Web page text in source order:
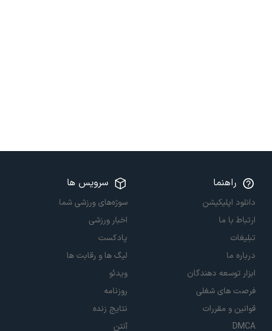
راهنما
دانلود اپلیکیشن
ارتباط با ما
تبلیغات
درباره ما
ابزار توسعه دهندگان
فرصت های شغلی
قوانین و مقررات
DMCA
سرویس ها
سوژه‌های ورزشی شما
اخبار ورزشی
پادکست
لیگ ها و رقابت ها
ویدئو
روزنامه
نتایج زنده
آنتن